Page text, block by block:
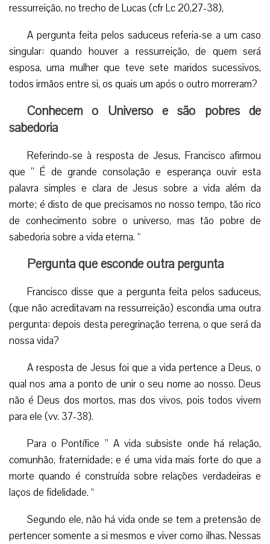
ressurreição, no trecho de Lucas (cfr Lc 20,27-38),
A pergunta feita pelos saduceus referia-se a um caso
singular: quando houver a ressurreição, de quem será
esposa, uma mulher que teve sete maridos sucessivos,
todos irmãos entre si, os quais um após o outro morreram?
Conhecem o Universo e são pobres de
sabedoria
Referindo-se à resposta de Jesus, Francisco afirmou
que ” É de grande consolação e esperança ouvir esta
palavra simples e clara de Jesus sobre a vida além da
morte; é disto de que precisamos no nosso tempo, tão rico
de conhecimento sobre o universo, mas tão pobre de
sabedoria sobre a vida eterna. “
Pergunta que esconde outra pergunta
Francisco disse que a pergunta feita pelos saduceus,
(que não acreditavam na ressurreição) escondia uma outra
pergunta: depois desta peregrinação terrena, o que será da
nossa vida?
A resposta de Jesus foi que a vida pertence a Deus, o
qual nos ama a ponto de unir o seu nome ao nosso. Deus
não é Deus dos mortos, mas dos vivos, pois todos vivem
para ele (vv. 37-38).
Para o Pontífice ” A vida subsiste onde há relação,
comunhão, fraternidade; e é uma vida mais forte do que a
morte quando é construída sobre relações verdadeiras e
laços de fidelidade. “
Segundo ele, não há vida onde se tem a pretensão de
pertencer somente a si mesmos e viver como ilhas. Nessas